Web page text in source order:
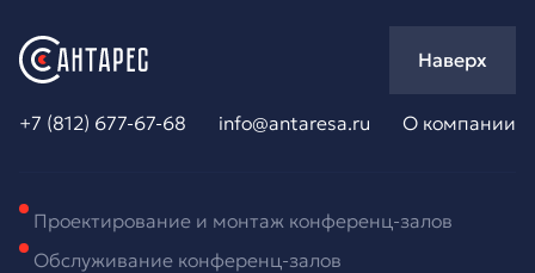
+7 (812) 677-67-68 info@antaresa.ru О компании
Наверх
Проектирование и монтаж конференц-залов
Обслуживание конференц-залов